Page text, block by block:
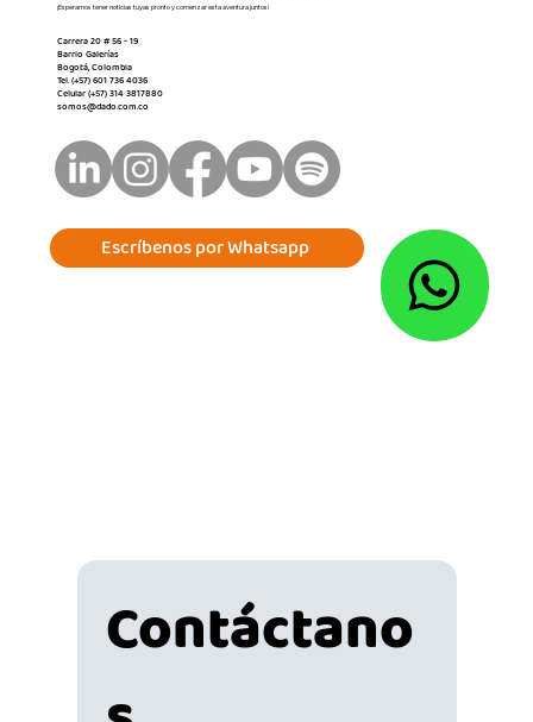
¡Esperamos tener noticias tuyas pronto y comenzar esta aventura juntos!
Carrera 20 # 56 - 19
Barrio Galerías
Bogotá, Colombia
Tel. (+57) 601 736 4036
Celular (+57) 314 3817880
somos@dado.com.co
Escríbenos por Whatsapp
Contáctano